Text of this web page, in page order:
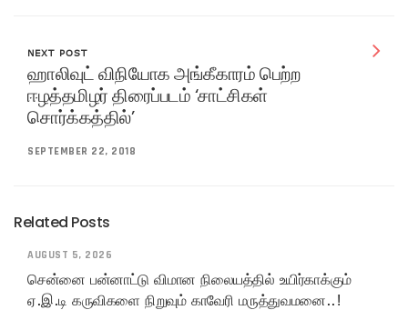
NEXT POST
ஹாலிவுட் விநியோக அங்கீகாரம் பெற்ற
ஈழத்தமிழர் திரைப்படம் ‘சாட்சிகள்
சொர்க்கத்தில்’
SEPTEMBER 22, 2018
Related Posts
AUGUST 5, 2026
சென்னை பன்னாட்டு விமான நிலையத்தில் உயிர்காக்கும்
ஏ.இ.டி கருவிகளை நிறுவும் காவேரி மருத்துவமனை..!